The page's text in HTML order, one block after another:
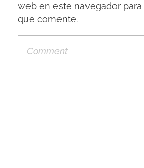
web en este navegador
que comente.